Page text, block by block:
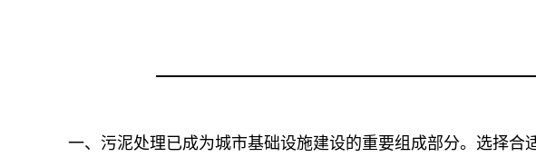
一、污泥处理已成为城市基础设施建设的重要组成部分。选择